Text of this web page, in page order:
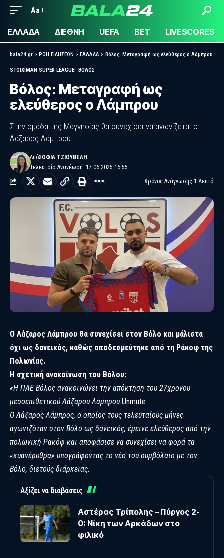
Aa
ΕΛΛΑΔΑ ΔΙΕΘΝΗ UEFA BET LIVESCORES
bala24.gr > ΡΟΗ ΕΙΔΗΣΕΩΝ > ΕΛΛΑΔΑ > Βόλος: Μεταγραφή ως ελεύθερος ο Λάμπρου
STOIXIMAN SUPER LEAGUE ΒΟΛΟΣ
Βόλος: Μεταγραφή ως
ελεύθερος ο Λάμπρου
Στην ομάδα της Μαγνησίας θα συνεχίσει να αγωνίζεται ο
Λάζαρος Λάμπρου.
Τελευταία Ανανέωση: 17.06.2025 16:55
ΑπόΣΟΦΊΑ ΤΖΙΟΎΒΕΛΗ
Χρόνος Ανάγνωσης 1 Λεπτά
Ο Λάζαρος Λάμπρου θα συνεχίσει στον Βόλο και μάλιστα
όχι ως δανεικός, καθώς αποδεσμεύτηκε από τη Ράκοφ της
Πολωνίας.
Η σχετική ανακοίνωση του Βόλου:
«Η ΠΑΕ Βόλος ανακοινώνει την απόκτηση του 27χρονου
μεσοεπιθετικού Λάζαρου Λάμπρου.Unmute
Ο Λάζαρος Λάμπρος, ο οποίος τους τελευταίους μήνες
αγωνιζόταν στον Βόλο ως δανεικός, έμεινε ελεύθερος από την
πολωνική Ρακόφ και αποφάσισε να συνεχίσει να φορά τα
«κυανέρυθρα» υπογράφοντας το νέο του συμβόλαιο με τον
Βόλο, διετούς διάρκειας.
Αξίζει να διαβάσεις
Αστέρας Τρίπολης – Πύργος 2-
0: Νίκη των Αρκάδων στο
φιλικό